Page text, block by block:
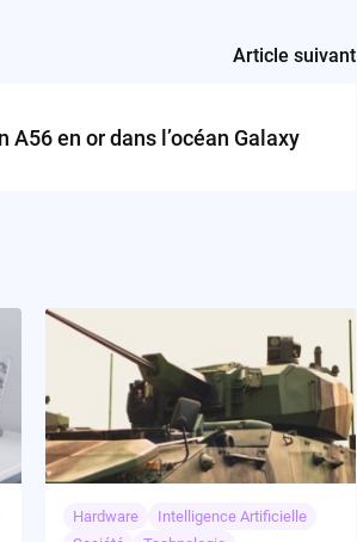
Article suivant
A56 en or dans l’océan Galaxy
Hardware
Intelligence Artificielle